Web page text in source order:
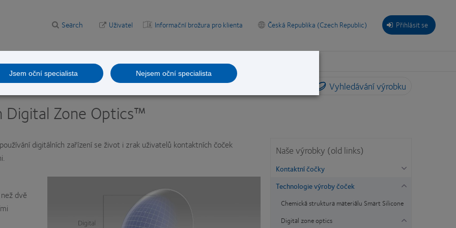
Přihlásit se
Česká Republika (Czech Republic)
Informační brožura pro klienta
Uživatel
Search
klinických informací Budování optometrické praxe
Vyhledávání výrobku
čoček>Digital zone optics
Digital Zone Optics™
digitálních zařízení se život i zrak uživatelů kontaktních čoček
dvě
Naše výrobky (old links)
Kontaktní čočky
Technologie výroby čoček
Chemická struktura materiálu Smart Silicone
Digital zone optics
Jsem oční specialista Nejsem oční specialista